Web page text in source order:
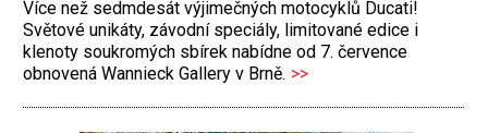
Více než sedmdesát výjimečných motocyklů Ducati!
Světové unikáty, závodní speciály, limitované edice i
klenoty soukromých sbírek nabídne od 7. července
obnovená Wannieck Gallery v Brně. >>